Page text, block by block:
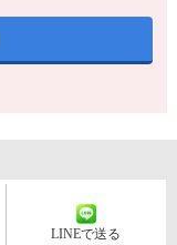
LINEで送る